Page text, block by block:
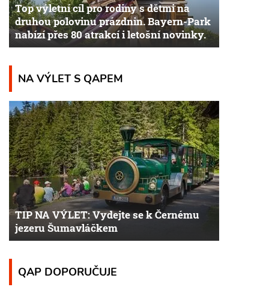
Top výletní cíl pro rodiny s dětmi na
druhou polovinu prázdnin. Bayern-Park
nabízí přes 80 atrakcí i letošní novinky.
NA VÝLET S QAPEM
TIP NA VÝLET: Vydejte se k Černému
jezeru Šumavláčkem
QAP DOPORUČUJE